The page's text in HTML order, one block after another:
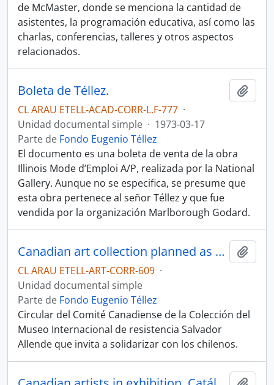
de McMaster, donde se menciona la cantidad de
asistentes, la programación educativa, así como las
charlas, conferencias, talleres y otros aspectos
relacionados.
Boleta de Téllez.
CL ARAU ETELL-ACAD-CORR-L.F-777 ·
Unidad documental simple · 1973-03-17
Parte de Fondo Eugenio Téllez
El documento es una boleta de venta de la obra
Illinois Mode d’Emploi A/P, realizada por la National
Gallery. Aunque no se especifica, se presume que
esta obra pertenece al señor Téllez y que fue
vendida por la organización Marlborough Godard.
Canadian art collection planned as part of international support for chilean people. Press release
CL ARAU ETELL-ART-CORR-609 ·
Unidad documental simple
Parte de Fondo Eugenio Téllez
Circular del Comité Canadiense de la Colección del
Museo Internacional de resistencia Salvador
Allende que invita a solidarizar con los chilenos.